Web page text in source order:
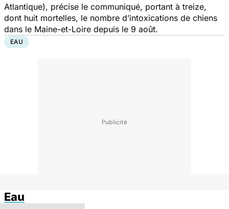
Atlantique), précise le communiqué, portant à treize,
dont huit mortelles, le nombre d’intoxications de chiens
dans le Maine-et-Loire depuis le 9 août.
EAU
Eau